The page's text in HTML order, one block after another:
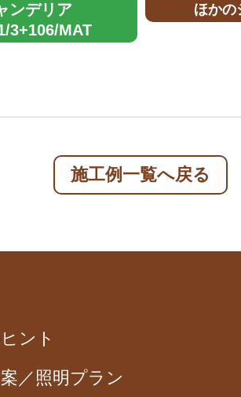
ンデリア
3+106/MAT
ほかの
施工例一覧へ戻る
ント
／照明プラン